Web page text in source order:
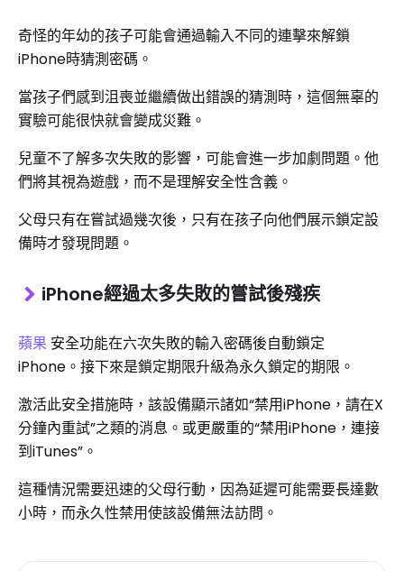
奇怪的年幼的孩子可能會通過輸入不同的連擊來解鎖
iPhone時猜測密碼。
當孩子們感到沮喪並繼續做出錯誤的猜測時，這個無辜的
實驗可能很快就會變成災難。
兒童不了解多次失敗的影響，可能會進一步加劇問題。他
們將其視為遊戲，而不是理解安全性含義。
父母只有在嘗試過幾次後，只有在孩子向他們展示鎖定設
備時才發現問題。
iPhone經過太多失敗的嘗試後殘疾
蘋果 安全功能在六次失敗的輸入密碼後自動鎖定
iPhone。接下來是鎖定期限升級為永久鎖定的期限。
激活此安全措施時，該設備顯示諸如“禁用iPhone，請在X
分鐘內重試”之類的消息。或更嚴重的“禁用iPhone，連接
到iTunes”。
這種情況需要迅速的父母行動，因為延遲可能需要長達數
小時，而永久性禁用使該設備無法訪問。